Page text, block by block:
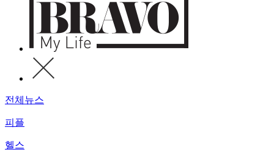
전체뉴스
피플
헬스